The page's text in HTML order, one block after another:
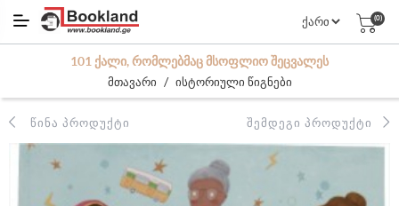
(0)
101 ᲥᲐᲚᲘ, ᲠᲝᲛᲚᲔᲑᲛᲐᲪ ᲛᲡᲝᲤᲚᲘᲝ ᲨᲔᲪᲕᲐᲚᲔᲡ
მთავარი / ისტორიული წიგნები
ᲬᲘᲜᲐ ᲞᲠᲝᲓᲣᲥᲢᲘ ᲨᲔᲛᲓᲔᲒᲘ ᲞᲠᲝᲓᲣᲥᲢᲘ